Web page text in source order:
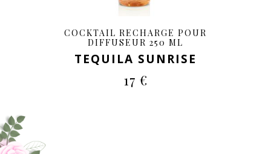
COCKTAIL RECHARGE POUR
DIFFUSEUR 250 ML
TEQUILA SUNRISE
17 €